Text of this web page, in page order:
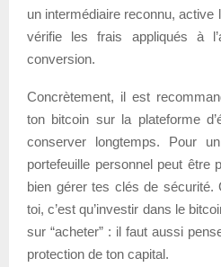
un intermédiaire reconnu, active
vérifie les frais appliqués à
conversion.
Concrètement, il est
ton bitcoin sur la plateforme
conserver longtemps. Pour
portefeuille personnel peut être
bien gérer tes clés de sécurité.
toi, c’est qu’investir dans le
sur “acheter” : il faut aussi
protection de ton capital.